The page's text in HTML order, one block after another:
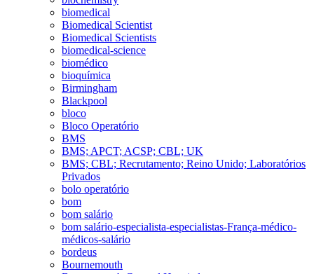
biomedical
Biomedical Scientist
Biomedical Scientists
biomedical-science
biomédico
bioquímica
Birmingham
Blackpool
bloco
Bloco Operatório
BMS
BMS; APCT; ACSP; CBL; UK
BMS; CBL; Recrutamento; Reino Unido; Laboratórios
Privados
bolo operatório
bom
bom salário
bom salário-especialista-especialistas-França-médico-
médicos-salário
bordeus
Bournemouth